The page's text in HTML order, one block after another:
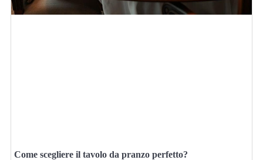
Come scegliere il tavolo da pranzo perfetto?